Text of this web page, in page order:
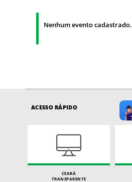
Nenhum evento cadastrado.
ACESSO RÁPIDO
CEARÁ
TRANSPARENTE